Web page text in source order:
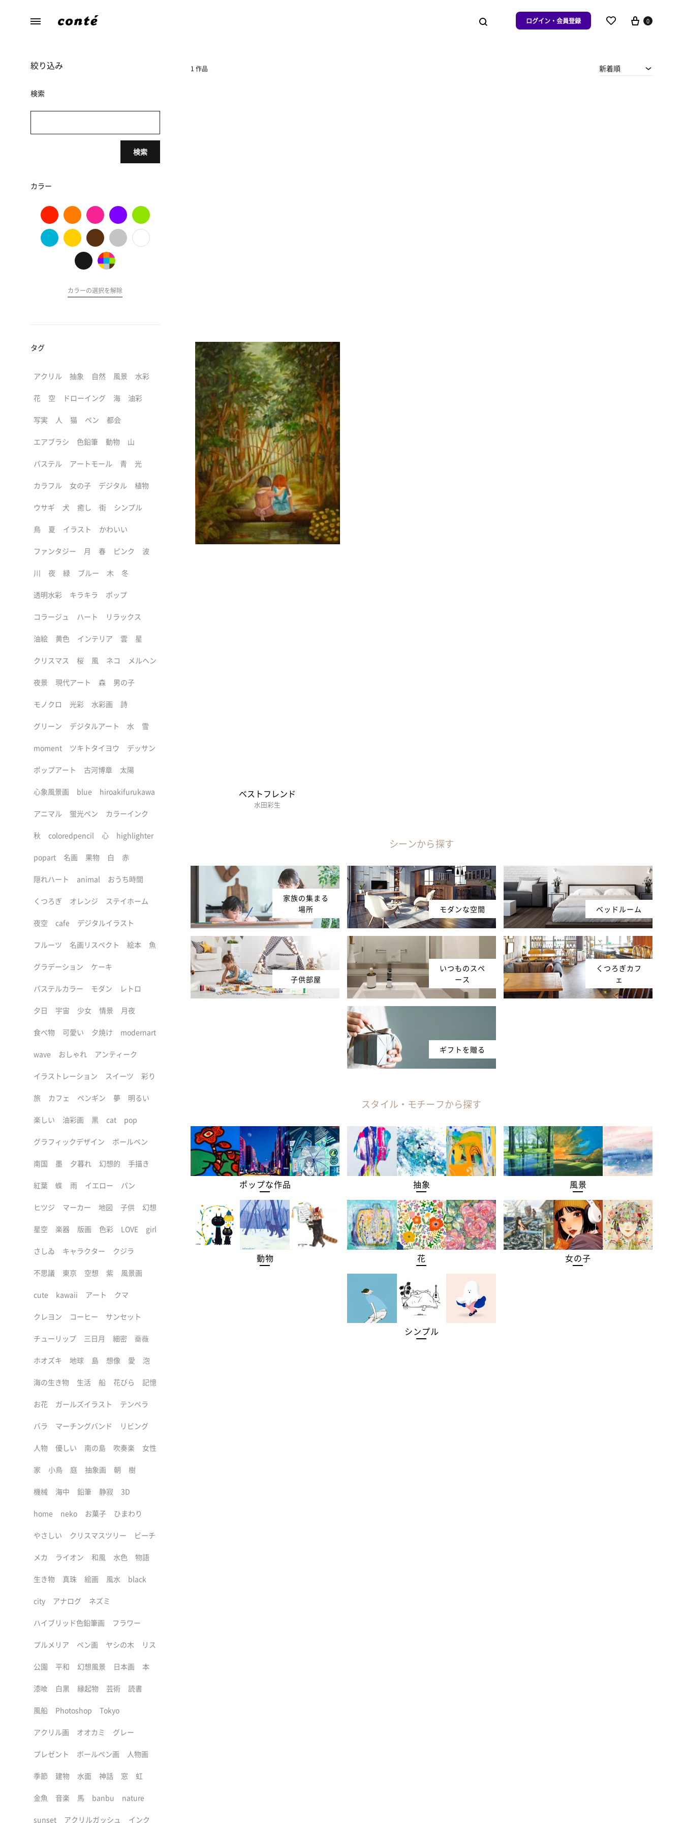
ら
た
の
ログイン・会員登録 0
1 作品 新着順
ベストフレンド
水田彩生
シーンから探す
家族の集まる
場所
モダンな空間 ベッドルーム
子供部屋
いつものスペ
ース
くつろぎカフ
ェ
ギフトを贈る
スタイル・モチーフから探す
ポップな作品 抽象 風景
動物 花 女の子
シンプル
絞り込み
検索
検索
カラー
カラーの選択を解除
タグ
アクリル 抽象 自然 風景 水彩
花 空 ドローイング 海 油彩
写実 人 猫 ペン 都会
エアブラシ 色鉛筆 動物 山
パステル アートモール 青 光
カラフル 女の子 デジタル 植物
ウサギ 犬 癒し 街 シンプル
鳥 夏 イラスト かわいい
ファンタジー 月 春 ピンク 波
川 夜 緑 ブルー 木 冬
透明水彩 キラキラ ポップ
コラージュ ハート リラックス
油絵 黄色 インテリア 雲 星
クリスマス 桜 風 ネコ メルヘン
夜景 現代アート 森 男の子
モノクロ 光彩 水彩画 詩
グリーン デジタルアート 水 雪
moment ツキトタイヨウ デッサン
ポップアート 古河博章 太陽
心象風景画 blue hiroakifurukawa
アニマル 蛍光ペン カラーインク
秋 coloredpencil 心 highlighter
popart 名画 果物 白 赤
隠れハート animal おうち時間
くつろぎ オレンジ ステイホーム
夜空 cafe デジタルイラスト
フルーツ 名画リスペクト 絵本 魚
グラデーション ケーキ
パステルカラー モダン レトロ
夕日 宇宙 少女 情景 月夜
食べ物 可愛い 夕焼け modernart
wave おしゃれ アンティーク
イラストレーション スイーツ 彩り
旅 カフェ ペンギン 夢 明るい
楽しい 油彩画 黒 cat pop
グラフィックデザイン ボールペン
南国 墨 夕暮れ 幻想的 手描き
紅葉 蝶 雨 イエロー パン
ヒツジ マーカー 地図 子供 幻想
星空 楽器 版画 色彩 LOVE girl
さしゐ キャラクター クジラ
不思議 東京 空想 紫 風景画
cute kawaii アート クマ
クレヨン コーヒー サンセット
チューリップ 三日月 細密 薔薇
ホオズキ 地球 島 想像 愛 泡
海の生き物 生活 船 花びら 記憶
お花 ガールズイラスト テンペラ
バラ マーチングバンド リビング
人物 優しい 南の島 吹奏楽 女性
家 小鳥 庭 抽象画 朝 樹
機械 海中 鉛筆 静寂 3D
home neko お菓子 ひまわり
やさしい クリスマスツリー ビーチ
メカ ライオン 和風 水色 物語
生き物 真珠 絵画 風水 black
city アナログ ネズミ
ハイブリッド色鉛筆画 フラワー
プルメリア ペン画 ヤシの木 リス
公園 平和 幻想風景 日本画 本
漆喰 白黒 縁起物 芸術 読書
風船 Photoshop Tokyo
アクリル画 オオカミ グレー
プレゼント ボールペン画 人物画
季節 建物 水面 神話 窓 虹
金魚 音楽 馬 banbu nature
sunset アクリルガッシュ インク